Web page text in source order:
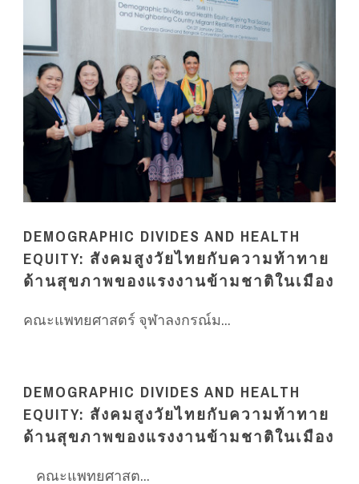
DEMOGRAPHIC DIVIDES AND HEALTH
EQUITY: สังคมสูงวัยไทยกับความท้าทาย
ด้านสุขภาพของแรงงานข้ามชาติในเมือง
คณะแพทยศาสตร์ จุฬาลงกรณ์ม...
DEMOGRAPHIC DIVIDES AND HEALTH
EQUITY: สังคมสูงวัยไทยกับความท้าทาย
ด้านสุขภาพของแรงงานข้ามชาติในเมือง
คณะแพทยศาสต...